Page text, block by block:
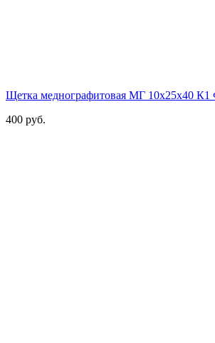
Щетка меднографитовая МГ 10х25х40 К1
400 руб.